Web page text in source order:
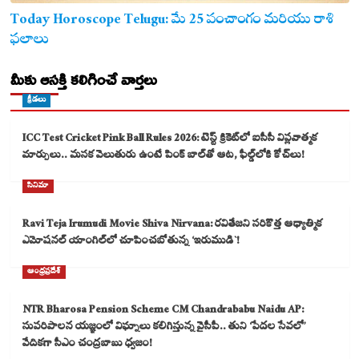
Today Horoscope Telugu: మే 25 పంచాంగం మరియు రాశి
ఫలాలు
మీకు ఆసక్తి కలిగించే వార్తలు
క్రీడలు
ICC Test Cricket Pink Ball Rules 2026: టెస్ట్ క్రికెట్‌లో ఐసీసీ విప్లవాత్మక
మార్పులు.. మసక వెలుతురు ఉంటే పింక్ బాల్‌తో ఆట, ఫీల్డ్‌లోకి కోచ్‌లు!
సినిమా
Ravi Teja Irumudi Movie Shiva Nirvana: రవితేజని సరికొత్త ఆధ్యాత్మిక
ఎమోషనల్ యాంగిల్‌లో చూపించబోతున్న ‘ఇరుముడి`!
ఆంధ్రప్రదేశ్
NTR Bharosa Pension Scheme CM Chandrababu Naidu AP:
సుపరిపాలన యజ్ఞంలో విఘ్నాలు కలిగిస్తున్న వైసీపీ.. తుని ‘పేదల సేవలో’
వేదికగా సీఎం చంద్రబాబు ధ్వజం!